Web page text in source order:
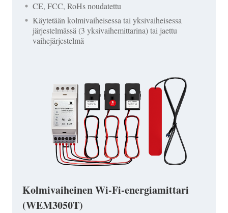
CE, FCC, RoHs noudatettu
Käytetään kolmivaiheisessa tai yksivaiheisessa
järjestelmässä (3 yksivaihemittarina) tai jaettu
vaihejärjestelmä
Kolmivaiheinen Wi-Fi-energiamittari
(WEM3050T)